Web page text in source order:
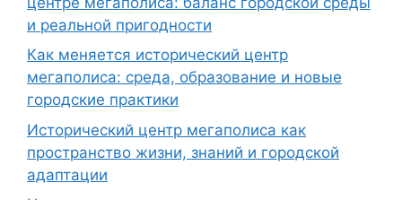
и реальной пригодности
Как меняется исторический центр
мегаполиса: среда, образование и новые
городские практики
Исторический центр мегаполиса как
пространство жизни, знаний и городской
адаптации